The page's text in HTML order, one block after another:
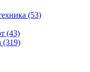
(53)
(43)
(319)